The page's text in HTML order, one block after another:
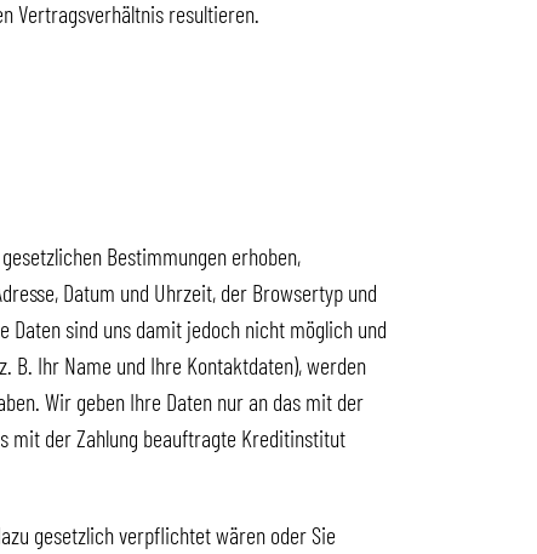
Vertragsverhältnis resultieren.
Bestimmungen erhoben,
Datum und Uhrzeit, der Browsertyp und
Daten sind uns damit jedoch nicht möglich und
B. Ihr Name und Ihre Kontaktdaten), werden
Wir geben Ihre Daten nur an das mit der
mit der Zahlung beauftragte Kreditinstitut
gesetzlich verpflichtet wären oder Sie